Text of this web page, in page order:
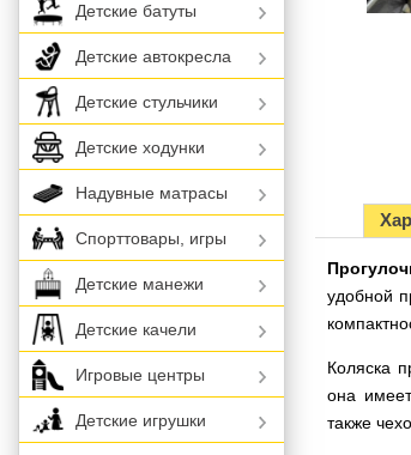
удобной
Коляска
она
также
Детские батуты
Детские автокресла
Детские стульчики
Детские ходунки
Надувные матрасы
Спорттовары, игры
Детские манежи
Детские качели
Игровые центры
Детские игрушки